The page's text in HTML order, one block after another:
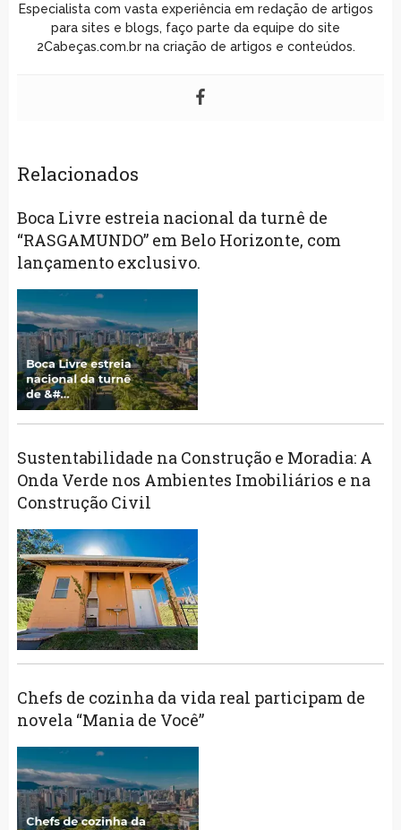
Especialista com vasta experiência em redação de artigos
para sites e blogs, faço parte da equipe do site
2Cabeças.com.br na criação de artigos e conteúdos.
Relacionados
Boca Livre estreia nacional da turnê de
“RASGAMUNDO” em Belo Horizonte, com
lançamento exclusivo.
Sustentabilidade na Construção e Moradia: A
Onda Verde nos Ambientes Imobiliários e na
Construção Civil
Chefs de cozinha da vida real participam de
novela “Mania de Você”